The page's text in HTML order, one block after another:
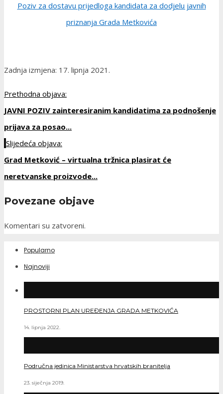
Poziv za dostavu prijedloga kandidata za dodjelu javnih
priznanja Grada Metkovića
Zadnja izmjena: 17. lipnja 2021.
Prethodna objava:
JAVNI POZIV zainteresiranim kandidatima za podnošenje
prijava za posao...
Slijedeća objava:
Grad Metković – virtualna tržnica plasirat će
neretvanske proizvode...
Povezane objave
Komentari su zatvoreni.
Popularno
Najnoviji
PROSTORNI PLAN UREĐENJA GRADA METKOVIĆA
14. lipnja 2022.
Područna jedinica Ministarstva hrvatskih branitelja
23. siječnja 2019.